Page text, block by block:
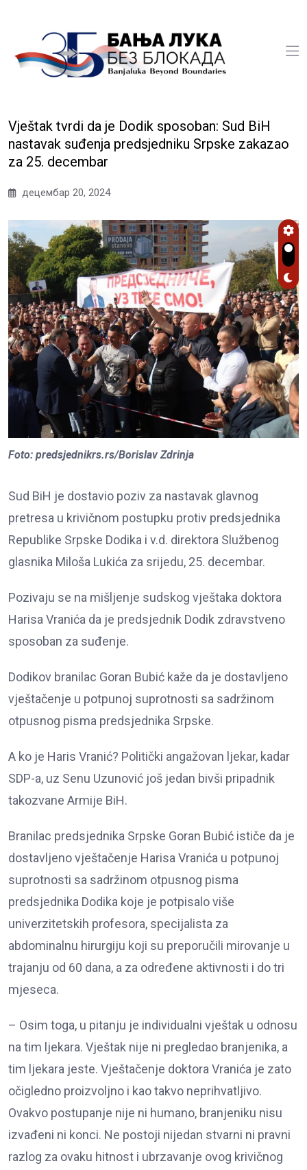
Vještak tvrdi da je Dodik sposoban: Sud BiH
nastavak suđenja predsjedniku Srpske zakazao
za 25. decembar
децембар 20, 2024
Foto: predsjednikrs.rs/Borislav Zdrinja
Sud BiH je dostavio poziv za nastavak glavnog
pretresa u krivičnom postupku protiv predsjednika
Republike Srpske Dodika i v.d. direktora Službenog
glasnika Miloša Lukića za srijedu, 25. decembar.
Pozivaju se na mišljenje sudskog vještaka doktora
Harisa Vranića da je predsjednik Dodik zdravstveno
sposoban za suđenje.
Dodikov branilac Goran Bubić kaže da je dostavljeno
vještačenje u potpunoj suprotnosti sa sadržinom
otpusnog pisma predsjednika Srpske.
A ko je Haris Vranić? Politički angažovan ljekar, kadar
SDP-a, uz Senu Uzunović još jedan bivši pripadnik
takozvane Armije BiH.
Branilac predsjednika Srpske Goran Bubić ističe da je
dostavljeno vještačenje Harisa Vranića u potpunoj
suprotnosti sa sadržinom otpusnog pisma
predsjednika Dodika koje je potpisalo više
univerzitetskih profesora, specijalista za
abdominalnu hirurgiju koji su preporučili mirovanje u
trajanju od 60 dana, a za određene aktivnosti i do tri
mjeseca.
– Osim toga, u pitanju je individualni vještak u odnosu
na tim ljekara. Vještak nije ni pregledao branjenika, a
tim ljekara jeste. Vještačenje doktora Vranića je zato
očigledno proizvoljno i kao takvo neprihvatljivo.
Ovakvo postupanje nije ni humano, branjeniku nisu
izvađeni ni konci. Ne postoji nijedan stvarni ni pravni
razlog za ovaku hitnost i ubrzavanje ovog krivičnog